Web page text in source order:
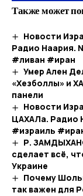
Также может
Новости
Радио Наария.
#ливан #иран
Умер Ален
«Хезболлы» и
панели
Новости
ЦАХАЛа. Радио
#израиль
Р.
сделает всё,
Украине
Почему
так важен для